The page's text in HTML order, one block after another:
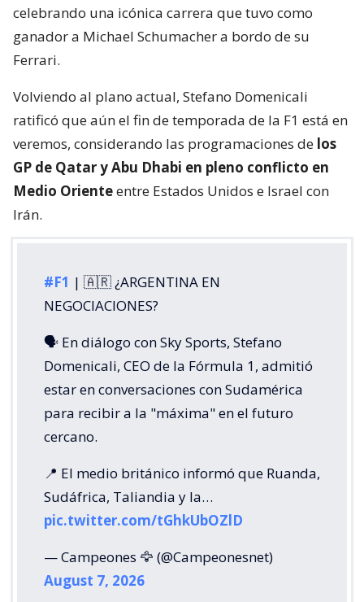
celebrando una icónica carrera que tuvo como
ganador a Michael Schumacher a bordo de su
Ferrari.
Volviendo al plano actual, Stefano Domenicali
ratificó que aún el fin de temporada de la F1 está en
veremos, considerando las programaciones de los
GP de Qatar y Abu Dhabi en pleno conflicto en
Medio Orienteentre Estados Unidos e Israel con
Irán.
#F1 | 🇦🇷 ¿ARGENTINA EN
NEGOCIACIONES?
🗣️ En diálogo con Sky Sports, Stefano
Domenicali, CEO de la Fórmula 1, admitió
estar en conversaciones con Sudamérica
para recibir a la "máxima" en el futuro
cercano.
📍 El medio británico informó que Ruanda,
Sudáfrica, Taliandia y la…
pic.twitter.com/tGhkUbOZlD
— Campeones 🦅 (@Campeonesnet)
August 7, 2026